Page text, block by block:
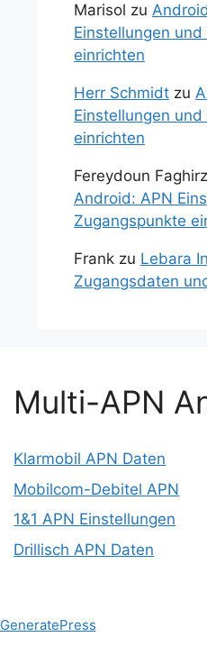
Marisol zu
Einstellungen
einrichten
Herr Schmidt zu
Einstellungen
einrichten
Fereydoun
Android: APN
Zugangspunkte
Frank zu Lebara
Zugangsdaten
Multi-APN
Klarmobil APN Daten
Mobilcom-Debitel APN
1&1 APN Einstellungen
Drillisch APN Daten
GeneratePress